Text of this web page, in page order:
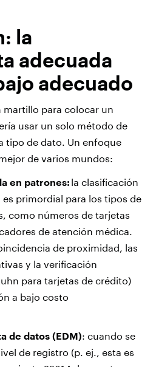
la
adecuada
adecuado
martillo para colocar un
usar un solo método de
tipo de dato. Un enfoque
de varios mundos:
en patrones: la clasificación
primordial para los tipos de
como números de tarjetas
de atención médica.
de proximidad, las
y la verificación
para tarjetas de crédito)
a bajo costo
de datos (EDM): cuando se
de registro (p. ej., esta es